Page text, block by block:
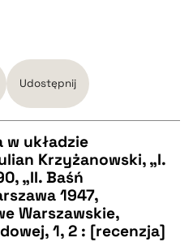
Udostępnij
w układzie
Krzyżanowski, „I.
„II. Baśń
1947,
Warszawskie,
1, 2 : [recenzja]